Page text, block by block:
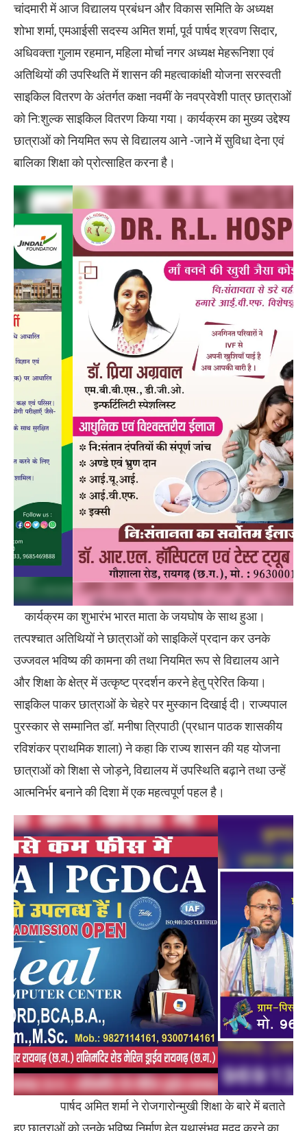
चांदमारी में आज विद्यालय प्रबंधन और विकास समिति के अध्यक्ष
शोभा शर्मा, एमआईसी सदस्य अमित शर्मा, पूर्व पार्षद श्रवण सिदार,
अधिवक्ता गुलाम रहमान, महिला मोर्चा नगर अध्यक्ष मेहरूनिशा एवं
अतिथियों की उपस्थिति में शासन की महत्वाकांक्षी योजना सरस्वती
साइकिल वितरण के अंतर्गत कक्षा नवमीं के नवप्रवेशी पात्र छात्राओं
को नि:शुल्क साइकिल वितरण किया गया। कार्यक्रम का मुख्य उद्देश्य
छात्राओं को नियमित रूप से विद्यालय आने -जाने में सुविधा देना एवं
बालिका शिक्षा को प्रोत्साहित करना है।
कार्यक्रम का शुभारंभ भारत माता के जयघोष के साथ हुआ।
तत्पश्चात अतिथियों ने छात्राओं को साइकिलें प्रदान कर उनके
उज्जवल भविष्य की कामना की तथा नियमित रूप से विद्यालय आने
और शिक्षा के क्षेत्र में उत्कृष्ट प्रदर्शन करने हेतु प्रेरित किया।
साइकिल पाकर छात्राओं के चेहरे पर मुस्कान दिखाई दी। राज्यपाल
पुरस्कार से सम्मानित डॉ. मनीषा त्रिपाठी (प्रधान पाठक शासकीय
रविशंकर प्राथमिक शाला) ने कहा कि राज्य शासन की यह योजना
छात्राओं को शिक्षा से जोड़ने, विद्यालय में उपस्थिति बढ़ाने तथा उन्हें
आत्मनिर्भर बनाने की दिशा में एक महत्वपूर्ण पहल है।
पार्षद अमित शर्मा ने रोजगारोन्मुखी शिक्षा के बारे में बताते
हुए छात्राओं को उनके भविष्य निर्माण हेतु यथासंभव मदद करने का